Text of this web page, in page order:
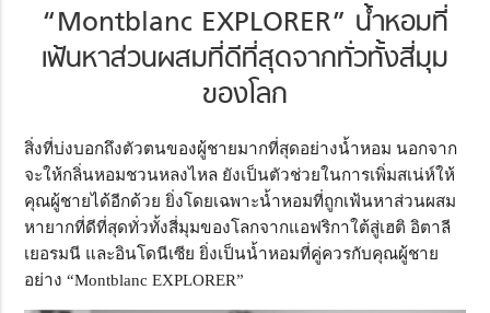
“Montblanc EXPLORER” น้ำหอมที่
เฟ้นหาส่วนผสมที่ดีที่สุดจากทั่วทั้งสี่มุม
ของโลก
สิ่งที่บ่งบอกถึงตัวตนของผู้ชายมากที่สุดอย่างน้ำหอม นอกจาก
จะให้กลิ่นหอมชวนหลงไหล ยังเป็นตัวช่วยในการเพิ่มสเน่ห์ให้
คุณผู้ชายได้อีกด้วย ยิ่งโดยเฉพาะน้ำหอมที่ถูกเฟ้นหาส่วนผสม
หายากที่ดีที่สุดทั่วทั้งสี่มุมของโลกจากแอฟริกาใต้สู่เฮติ อิตาลี
เยอรมนี และอินโดนีเซีย ยิ่งเป็นน้ำหอมที่คู่ควรกับคุณผู้ชาย
อย่าง “Montblanc EXPLORER”